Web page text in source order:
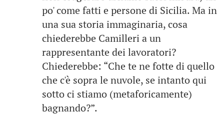
po' come fatti e persone di Sicilia. Ma in
una sua storia immaginaria, cosa
chiederebbe Camilleri a un
rappresentante dei lavoratori?
Chiederebbe: “Che te ne fotte di quello
che c'è sopra le nuvole, se intanto qui
sotto ci stiamo (metaforicamente)
bagnando?”.